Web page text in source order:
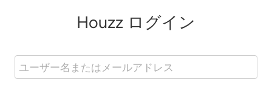
Houzz ログイン